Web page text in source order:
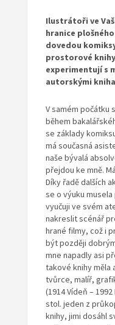
Ilustrátoři ve Vaš
hranice plošné
dovedou
prostorové
experimentují s
autorskými
V samém počátku
během
se základy
má současná
naše bývalá
přejdou ke mně.
Díky řadě dalších
se o výuku
vyučuji ve svém
nakreslit scénář
hrané filmy, což i
být později
mne napadly asi
takové knihy měla
tvůrce, malíř,
(1914 Vídeň –
stol. jeden z
knihy, jimi dosáhl